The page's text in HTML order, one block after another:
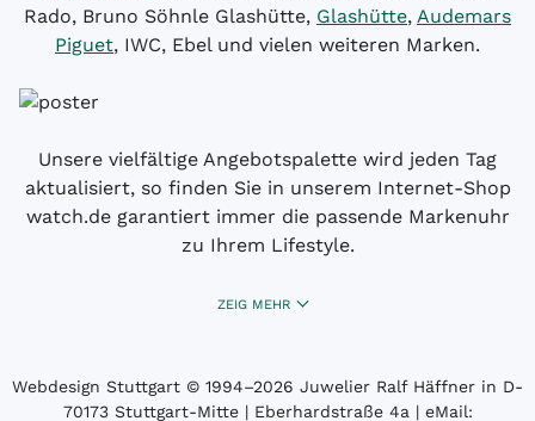
Rado, Bruno Söhnle Glashütte, Glashütte, Audemars
Piguet, IWC, Ebel und vielen weiteren Marken.
Unsere vielfältige Angebotspalette wird jeden Tag
aktualisiert, so finden Sie in unserem Internet-Shop
watch.de garantiert immer die passende Markenuhr
zu Ihrem Lifestyle.
ZEIG MEHR
Webdesign Stuttgart © 1994­–2026 Juwelier Ralf Häffner in D-
70173 Stuttgart-Mitte | Eberhardstraße 4a | eMail: